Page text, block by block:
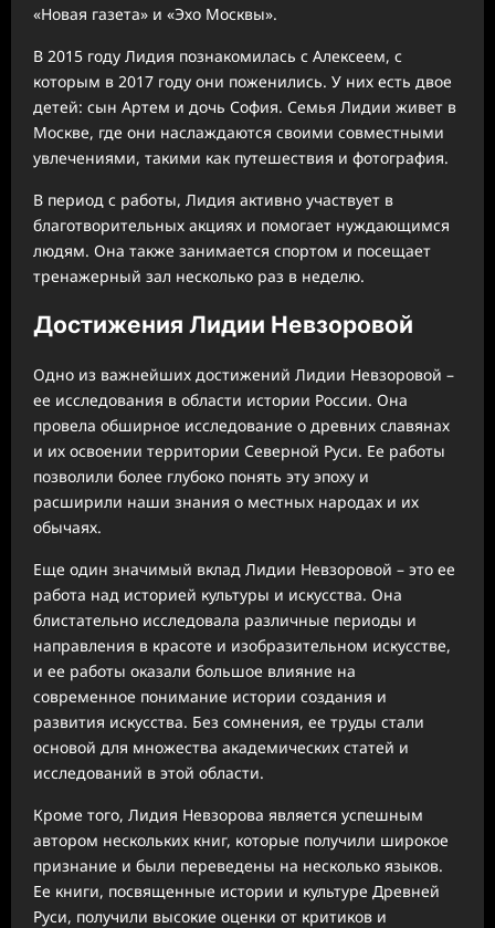
«Новая газета» и «Эхо Москвы».
В 2015 году Лидия познакомилась с Алексеем, с
которым в 2017 году они поженились. У них есть двое
детей: сын Артем и дочь София. Семья Лидии живет в
Москве, где они наслаждаются своими совместными
увлечениями, такими как путешествия и фотография.
В период с работы, Лидия активно участвует в
благотворительных акциях и помогает нуждающимся
людям. Она также занимается спортом и посещает
тренажерный зал несколько раз в неделю.
Достижения Лидии Невзоровой
Одно из важнейших достижений Лидии Невзоровой –
ее исследования в области истории России. Она
провела обширное исследование о древних славянах
и их освоении территории Северной Руси. Ее работы
позволили более глубоко понять эту эпоху и
расширили наши знания о местных народах и их
обычаях.
Еще один значимый вклад Лидии Невзоровой – это ее
работа над историей культуры и искусства. Она
блистательно исследовала различные периоды и
направления в красоте и изобразительном искусстве,
и ее работы оказали большое влияние на
современное понимание истории создания и
развития искусства. Без сомнения, ее труды стали
основой для множества академических статей и
исследований в этой области.
Кроме того, Лидия Невзорова является успешным
автором нескольких книг, которые получили широкое
признание и были переведены на несколько языков.
Ее книги, посвященные истории и культуре Древней
Руси, получили высокие оценки от критиков и